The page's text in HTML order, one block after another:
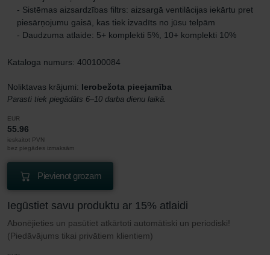
- Sistēmas aizsardzības filtrs: aizsargā ventilācijas iekārtu pret
piesārņojumu gaisā, kas tiek izvadīts no jūsu telpām
- Daudzuma atlaide: 5+ komplekti 5%, 10+ komplekti 10%
Kataloga numurs: 400100084
Noliktavas krājumi: Ierobežota pieejamība
Parasti tiek piegādāts 6–10 darba dienu laikā.
EUR
55.96
ieskaitot PVN
bez piegādes izmaksām
Pievienot grozam
Iegūstiet savu produktu ar 15% atlaidi
Abonējieties un pasūtiet atkārtoti automātiski un periodiski!
(Piedāvājums tikai privātiem klientiem)